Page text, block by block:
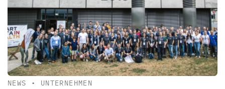
NEWS • UNTERNEHMEN